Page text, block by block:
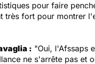
pour faire
très fort pour montrer
: "Oui, l'Afssaps
ne s'arrête pas et